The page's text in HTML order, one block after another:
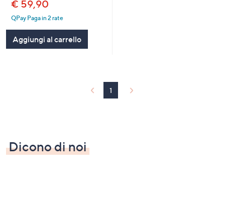
€ 59,90
QPay Paga in 2 rate
Aggiungi al carrello
1
Dicono di noi